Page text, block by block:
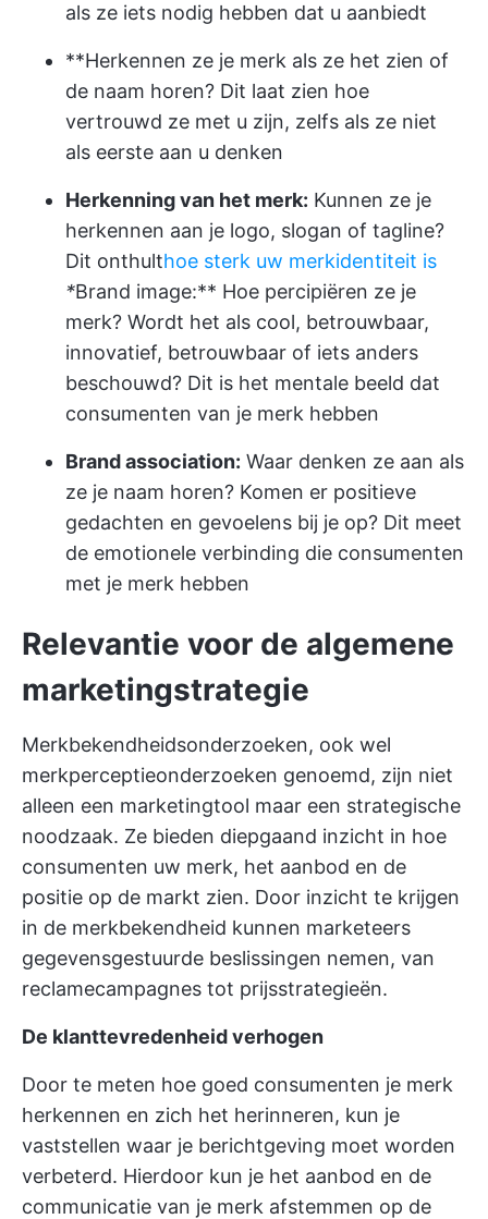
als ze iets nodig hebben dat u aanbiedt
**Herkennen ze je merk als ze het zien of
de naam horen? Dit laat zien hoe
vertrouwd ze met u zijn, zelfs als ze niet
als eerste aan u denken
Herkenning van het merk: Kunnen ze je
herkennen aan je logo, slogan of tagline?
Dit onthulthoe sterk uw merkidentiteit is
*Brand image:** Hoe percipiëren ze je
merk? Wordt het als cool, betrouwbaar,
innovatief, betrouwbaar of iets anders
beschouwd? Dit is het mentale beeld dat
consumenten van je merk hebben
Brand association: Waar denken ze aan als
ze je naam horen? Komen er positieve
gedachten en gevoelens bij je op? Dit meet
de emotionele verbinding die consumenten
met je merk hebben
Relevantie voor de algemene
marketingstrategie
Merkbekendheidsonderzoeken, ook wel
merkperceptieonderzoeken genoemd, zijn niet
alleen een marketingtool maar een strategische
noodzaak. Ze bieden diepgaand inzicht in hoe
consumenten uw merk, het aanbod en de
positie op de markt zien. Door inzicht te krijgen
in de merkbekendheid kunnen marketeers
gegevensgestuurde beslissingen nemen, van
reclamecampagnes tot prijsstrategieën.
De klanttevredenheid verhogen
Door te meten hoe goed consumenten je merk
herkennen en zich het herinneren, kun je
vaststellen waar je berichtgeving moet worden
verbeterd. Hierdoor kun je het aanbod en de
communicatie van je merk afstemmen op de